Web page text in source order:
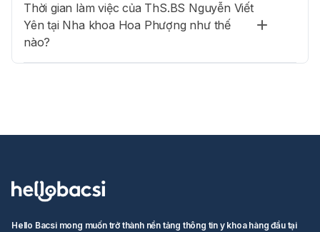
Thời gian làm việc của ThS.BS Nguyễn Viết
Yên tại Nha khoa Hoa Phượng như thế
nào?
Hello Bacsi mong muốn trở thành nền tảng thông tin y khoa hàng đầu tại